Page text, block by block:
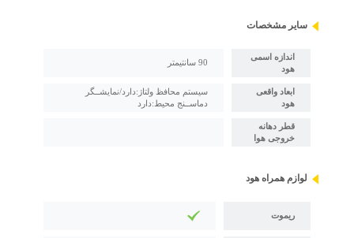
سایر مشخصات
اندازه اسمی
هود
90 سانتیمتر
ابعاد واقعی
هود
سیستم محافظ ولتاژ:دارد/نمایشــگر
دماســنج محیط:دارد
قطر دهانه
خروجی هوا
لوازم همراه هود
ریموت